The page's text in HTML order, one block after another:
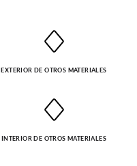
EXTERIOR DE OTROS MATERIALES
INTERIOR DE OTROS MATERIALES